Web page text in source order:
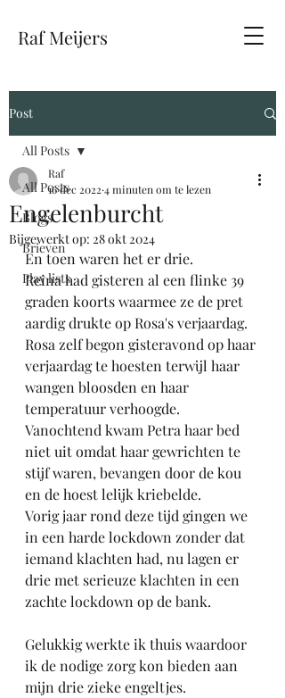
Raf Meijers
Post
All Posts
Blogs
Brieven
Play lists
All Posts
Engelenburcht
Raf
16 dec 2022 4 minuten om te lezen
Bijgewerkt op: 28 okt 2024
En toen waren het er drie.
Reina had gisteren al een flinke 39
graden koorts waarmee ze de pret
aardig drukte op Rosa's verjaardag.
Rosa zelf begon gisteravond op haar
verjaardag te hoesten terwijl haar
wangen bloosden en haar
temperatuur verhoogde.
Vanochtend kwam Petra haar bed
niet uit omdat haar gewrichten te
stijf waren, bevangen door de kou
en de hoest lelijk kriebelde.
Vorig jaar rond deze tijd gingen we
in een harde lockdown zonder dat
iemand klachten had, nu lagen er
drie met serieuze klachten in een
zachte lockdown op de bank.
Gelukkig werkte ik thuis waardoor
ik de nodige zorg kon bieden aan
mijn drie zieke engeltjes.